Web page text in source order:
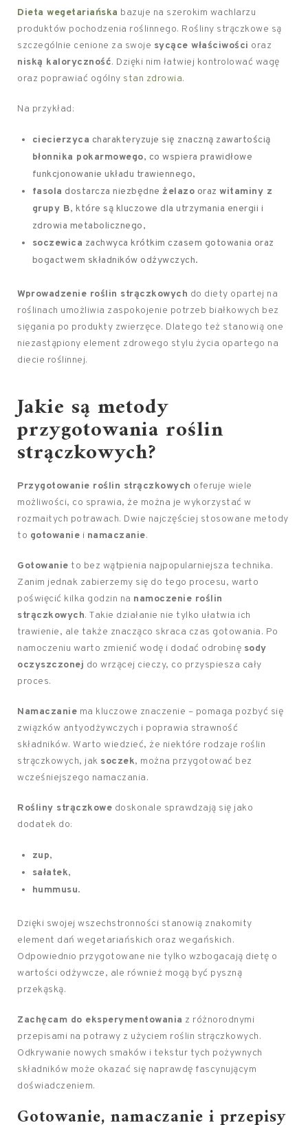
Dieta wegetariańska bazuje na szerokim wachlarzu
produktów pochodzenia roślinnego. Rośliny strączkowe są
szczególnie cenione za swoje sycące właściwości oraz
niską kaloryczność. Dzięki nim łatwiej kontrolować wagę
oraz poprawiać ogólny stan zdrowia.
Na przykład:
ciecierzyca charakteryzuje się znaczną zawartością
błonnika pokarmowego, co wspiera prawidłowe
funkcjonowanie układu trawiennego,
fasola dostarcza niezbędneżelazo orazwitaminy z
grupy B, które są kluczowe dla utrzymania energii i
zdrowia metabolicznego,
soczewica zachwyca krótkim czasem gotowania oraz
bogactwem składników odżywczych.
Wprowadzenie roślin strączkowych do diety opartej na
roślinach umożliwia zaspokojenie potrzeb białkowych bez
sięgania po produkty zwierzęce. Dlatego też stanowią one
niezastąpiony element zdrowego stylu życia opartego na
diecie roślinnej.
Jakie są metody
przygotowania roślin
strączkowych?
Przygotowanie roślin strączkowych oferuje wiele
możliwości, co sprawia, że można je wykorzystać w
rozmaitych potrawach. Dwie najczęściej stosowane metody
to gotowanie i namaczanie.
Gotowanie to bez wątpienia najpopularniejsza technika.
Zanim jednak zabierzemy się do tego procesu, warto
poświęcić kilka godzin na namoczenie roślin
strączkowych. Takie działanie nie tylko ułatwia ich
trawienie, ale także znacząco skraca czas gotowania. Po
namoczeniu warto zmienić wodę i dodać odrobinę sody
oczyszczonej do wrzącej cieczy, co przyspiesza cały
proces.
Namaczanie ma kluczowe znaczenie – pomaga pozbyć się
związków antyodżywczych i poprawia strawność
składników. Warto wiedzieć, że niektóre rodzaje roślin
strączkowych, jak soczek, można przygotować bez
wcześniejszego namaczania.
Rośliny strączkowe doskonale sprawdzają się jako
dodatek do:
zup,
sałatek,
hummusu.
Dzięki swojej wszechstronności stanowią znakomity
element dań wegetariańskich oraz wegańskich.
Odpowiednio przygotowane nie tylko wzbogacają dietę o
wartości odżywcze, ale również mogą być pyszną
przekąską.
Zachęcam do eksperymentowania z różnorodnymi
przepisami na potrawy z użyciem roślin strączkowych.
Odkrywanie nowych smaków i tekstur tych pożywnych
składników może okazać się naprawdę fascynującym
doświadczeniem.
Gotowanie, namaczanie i przepisy